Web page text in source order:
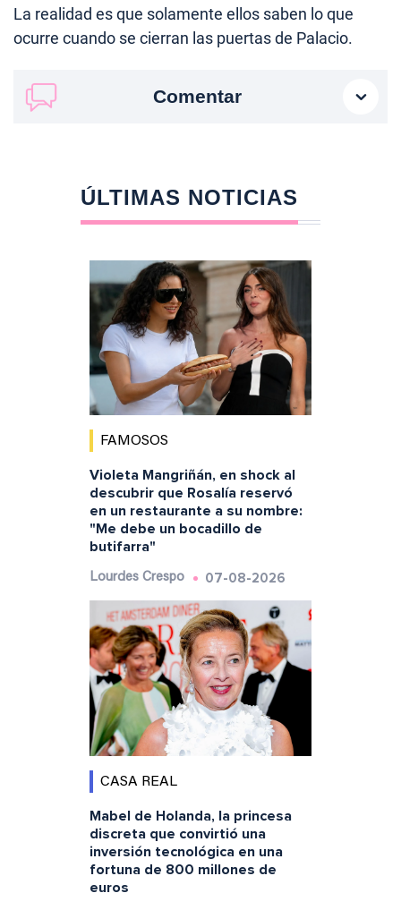
La realidad es que solamente ellos saben lo que
ocurre cuando se cierran las puertas de Palacio.
Comentar
ÚLTIMAS NOTICIAS
FAMOSOS
Violeta Mangriñán, en shock al
descubrir que Rosalía reservó
en un restaurante a su nombre:
"Me debe un bocadillo de
butifarra"
Lourdes Crespo 07-08-2026
CASA REAL
Mabel de Holanda, la princesa
discreta que convirtió una
inversión tecnológica en una
fortuna de 800 millones de
euros